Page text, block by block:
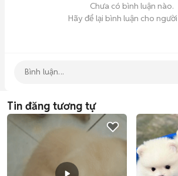
Chưa có bình luận nào.
Hãy để lại bình luận cho
Tin đăng tương tự